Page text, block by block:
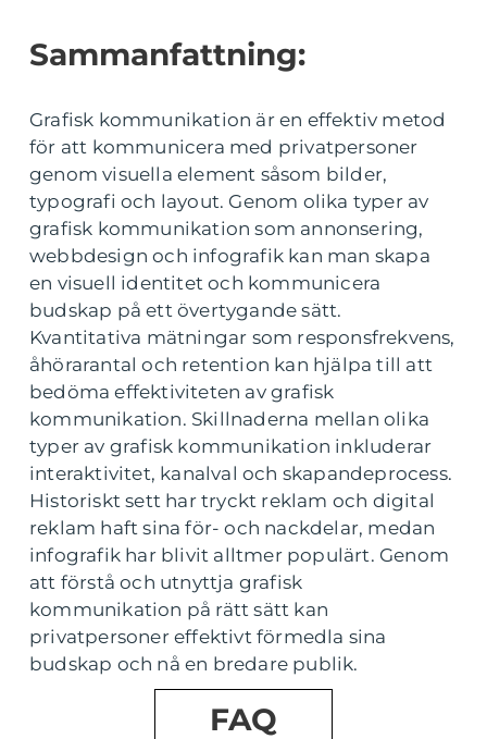
Sammanfattning:
Grafisk kommunikation är en effektiv metod
för att kommunicera med privatpersoner
genom visuella element såsom bilder,
typografi och layout. Genom olika typer av
grafisk kommunikation som annonsering,
webbdesign och infografik kan man skapa
en visuell identitet och kommunicera
budskap på ett övertygande sätt.
Kvantitativa mätningar som responsfrekvens,
åhörarantal och retention kan hjälpa till att
bedöma effektiviteten av grafisk
kommunikation. Skillnaderna mellan olika
typer av grafisk kommunikation inkluderar
interaktivitet, kanalval och skapandeprocess.
Historiskt sett har tryckt reklam och digital
reklam haft sina för- och nackdelar, medan
infografik har blivit alltmer populärt. Genom
att förstå och utnyttja grafisk
kommunikation på rätt sätt kan
privatpersoner effektivt förmedla sina
budskap och nå en bredare publik.
FAQ